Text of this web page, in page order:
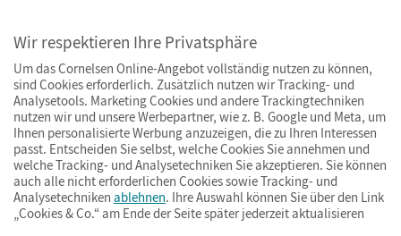
ImpressumAGBDatenschutzBarrierefreiheitCookies & Co.
Wir respektieren Ihre Privatsphäre
Um das Cornelsen Online-Angebot vollständig nutzen zu können,
sind Cookies erforderlich. Zusätzlich nutzen wir Tracking- und
Analysetools. Marketing Cookies und andere Trackingtechniken
nutzen wir und unsere Werbepartner, wie z. B. Google und Meta, um
Ihnen personalisierte Werbung anzuzeigen, die zu Ihren Interessen
passt. Entscheiden Sie selbst, welche Cookies Sie annehmen und
welche Tracking- und Analysetechniken Sie akzeptieren. Sie können
auch alle nicht erforderlichen Cookies sowie Tracking- und
Analysetechniken ablehnen. Ihre Auswahl können Sie über den Link
„Cookies & Co.“ am Ende der Seite später jederzeit aktualisieren